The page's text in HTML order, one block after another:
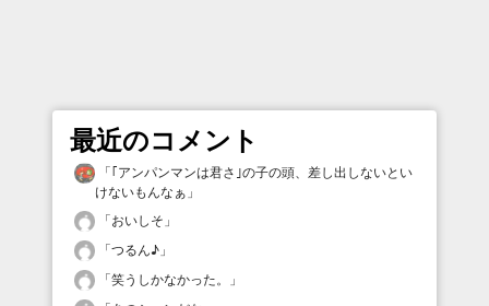
最近のコメント
「｢アンパンマンは君さ｣の子の頭、差し出しないとい
けないもんなぁ 」
「おいしそ 」
「つるん♪ 」
「笑うしかなかった。
」